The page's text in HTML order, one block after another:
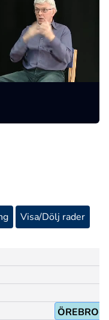
Visa/Dölj rader